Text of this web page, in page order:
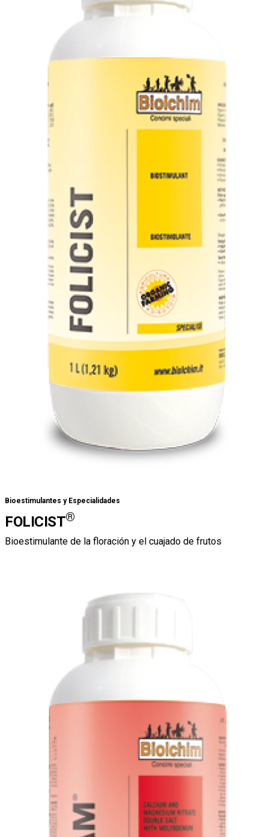
Bioestimulantes y Especialidades
FOLICIST®
Bioestimulante de la floración y el cuajado de frutos